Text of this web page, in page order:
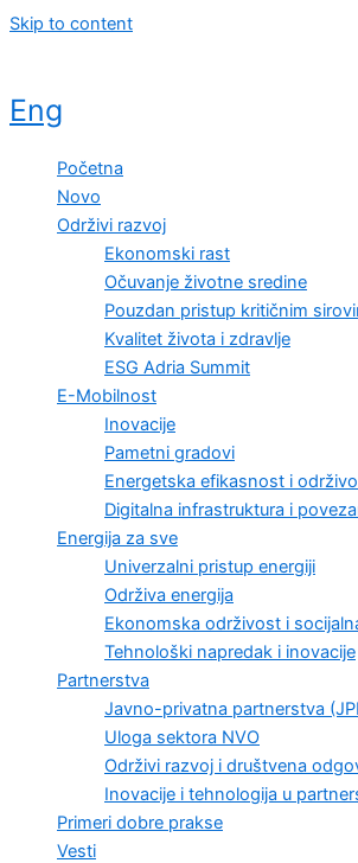
Skip to content
Eng
Početna
Novo
Održivi razvoj
Ekonomski rast
Očuvanje životne sredine
Pouzdan pristup kritičnim
Kvalitet života i zdravlje
ESG Adria Summit
E-Mobilnost
Inovacije
Pametni gradovi
Energetska efikasnost i
Digitalna infrastruktura i
Energija za sve
Univerzalni pristup energiji
Održiva energija
Ekonomska održivost i
Tehnološki napredak i inovacije
Partnerstva
Javno-privatna partnerstva
Uloga sektora NVO
Održivi razvoj i društvena
Inovacije i tehnologija u
Primeri dobre prakse
Vesti